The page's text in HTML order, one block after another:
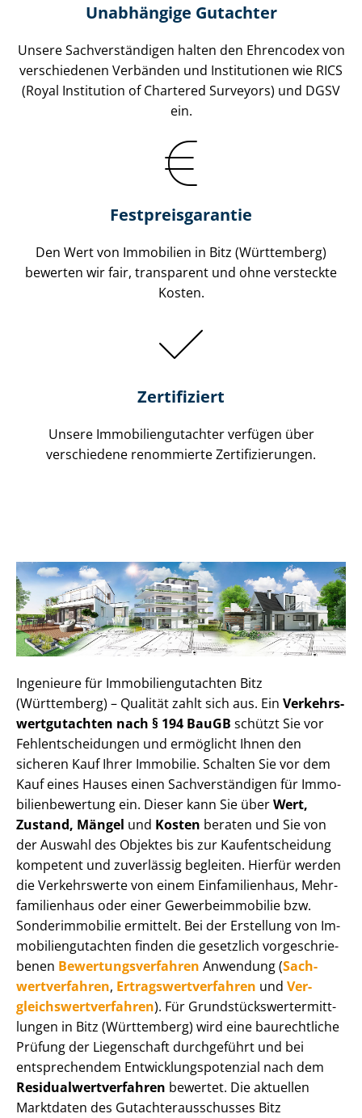
Unabhängige Gutachter
Unsere Sach­ver­stän­di­gen halten den Ehrencodex von
verschiedenen Verbänden und Institutionen wie RICS
(Royal Institution of Chartered Surveyors) und DGSV
ein.
Festpreis​garantie
Den Wert von Immobilien in Bitz (Württemberg)
bewerten wir fair, transparent und ohne versteckte
Kosten.
Zertifiziert
Unsere Immobilien­gutachter verfügen über
verschiedene renommierte Zer­ti­fi­zie­run­gen.
Ingenieure für Im­mo­bi­li­en­gut­ach­ten Bitz
(Württemberg) – Qualität zahlt sich aus. Ein Ver­kehrs­
wert­gut­ach­ten nach § 194 BauGB schützt Sie vor
Fehl­ent­schei­dun­gen und ermöglicht Ihnen den
sicheren Kauf Ihrer Immobilie. Schalten Sie vor dem
Kauf eines Hauses einen Sach­ver­stän­di­gen für Im­mo­
bi­li­en­be­wer­tung ein. Dieser kann Sie überWert,
Zustand, Mängel und Kosten beraten und Sie von
der Auswahl des Objektes bis zur Kauf­ent­schei­dung
kompetent und zuverlässig begleiten. Hierfür werden
die Verkehrswerte von einem Einfamilienhaus, Mehr­
fa­mi­li­en­haus oder einer Ge­wer­be­im­mo­bi­lie bzw.
Sonderimmobilie ermittelt. Bei der Erstellung von Im­
mo­bi­li­en­gut­ach­ten finden die gesetzlich vor­ge­schrie­
be­nen Be­wer­tungs­ver­fah­ren Anwendung (Sach­
wert­ver­fah­ren, Er­trags­wert­ver­fah­ren und Ver­
gleichs­wert­ver­fah­ren). Für Grund­stücks­wert­ermitt­
lun­gen in Bitz (Württemberg) wird eine baurechtliche
Prüfung der Liegenschaft durchgeführt und bei
entsprechendem Ent­wick­lungs­po­ten­zi­al nach dem
Re­si­du­al­wert­ver­fah­ren bewertet. Die aktuellen
Marktdaten des Gut­ach­ter­aus­schus­ses Bitz